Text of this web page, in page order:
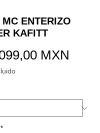
ENTERIZO
KAFITT
MXN
*